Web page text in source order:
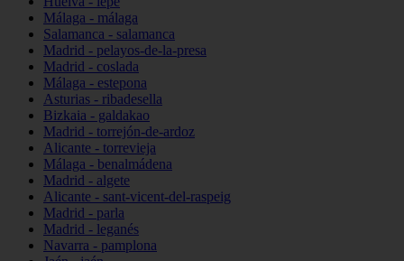
Málaga - málaga
Salamanca - salamanca
Madrid - pelayos-de-la-presa
Madrid - coslada
Málaga - estepona
Asturias - ribadesella
Bizkaia - galdakao
Madrid - torrejón-de-ardoz
Alicante - torrevieja
Málaga - benalmádena
Madrid - algete
Alicante - sant-vicent-del-raspeig
Madrid - parla
Madrid - leganés
Navarra - pamplona